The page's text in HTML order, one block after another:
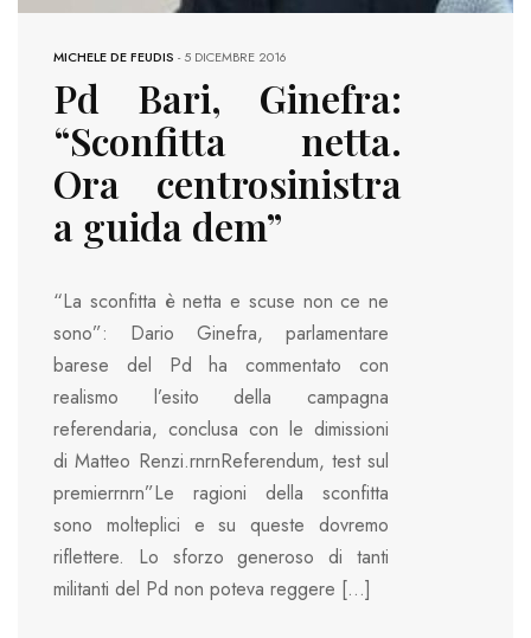
MICHELE DE FEUDIS -5 DICEMBRE 2016
Pd Bari, Ginefra:
“Sconfitta netta.
Ora centrosinistra
a guida dem”
“La sconfitta è netta e scuse non ce ne
sono”: Dario Ginefra, parlamentare
barese del Pd ha commentato con
realismo l’esito della campagna
referendaria, conclusa con le dimissioni
di Matteo Renzi.rnrnReferendum, test sul
premierrnrn”Le ragioni della sconfitta
sono molteplici e su queste dovremo
riflettere. Lo sforzo generoso di tanti
militanti del Pd non poteva reggere […]